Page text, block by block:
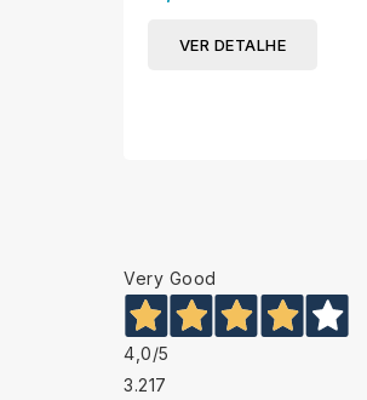
VER DETALHE
Very Good
4,0/5
3.217